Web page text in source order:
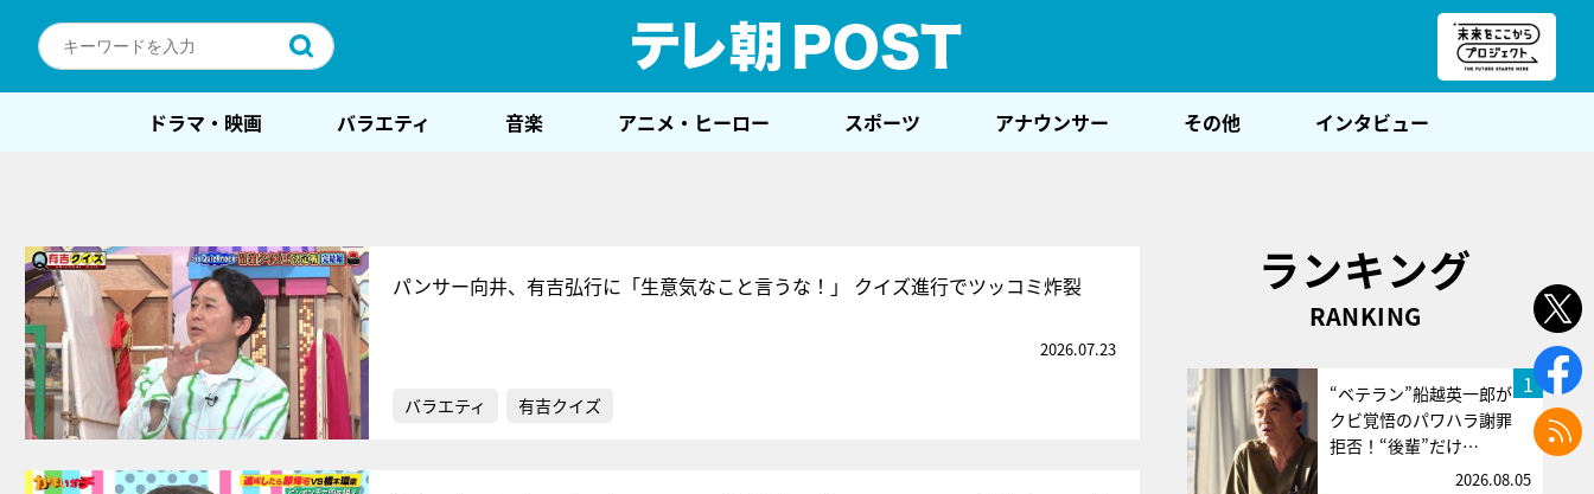
ドラマ・映画 バラエティ 音楽 アニメ・ヒーロー スポーツ アナウンサー その他 インタビュー
パンサー向井、有吉弘行に「生意気なこと言うな！」 クイズ進行でツッコミ炸裂
2026.07.23
バラエティ 有吉クイズ
ランキング
RANKING
1
“ベテラン”船越英一郎が
クビ覚悟のパワハラ謝罪
拒否！“後輩”だけ…
2026.08.05